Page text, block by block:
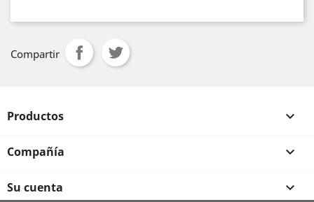
Compartir
Productos 
Compañía 
Su cuenta 